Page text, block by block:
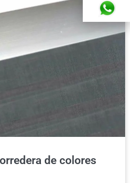
de colores